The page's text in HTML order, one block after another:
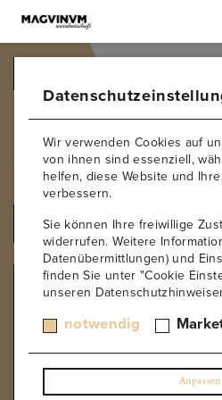
Fratelli
Tenuta Bricco
ALLE
PRODUZENT
Kurt Angerer
Château Paradis
Forjas del Salnes – Rodrigo
Weingut Wandl
Weingut Toni Söllner
Wir verwenden Cookies auf
von ihnen sind essenziell,
helfen, diese Website und
verbessern.
Sie können Ihre freiwillige
widerrufen. Weitere
Datenübermittlungen) und
finden Sie unter "Cookie
unseren
notwendig
Anpassen